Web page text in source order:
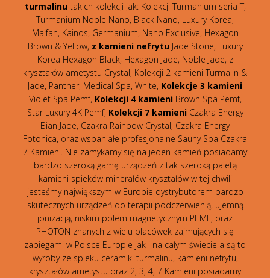
turmalinutakich kolekcji jak: Kolekcji Turmanium seria T,
Turmanium Noble Nano, Black Nano, Luxury Korea,
Maifan, Kainos, Germanium, Nano Exclusive, Hexagon
Brown & Yellow, z kamieni nefrytuJade Stone, Luxury
Korea Hexagon Black, Hexagon Jade, Noble Jade, z
kryształów ametystu Crystal, Kolekcji 2 kamieni Turmalin &
Jade, Panther, Medical Spa, White, Kolekcje 3 kamieni
Violet Spa Pemf, Kolekcji 4 kamieniBrown Spa Pemf,
Star Luxury 4K Pemf, Kolekcji 7 kamieniCzakra Energy
Bian Jade, Czakra Rainbow Crystal, Czakra Energy
Fotonica, oraz wspaniałe profesjonalne Sauny Spa Czakra
7 Kamieni. Nie zamykamy się na jeden kamień posiadamy
bardzo szeroką gamę urządzeń z tak szeroką paletą
kamieni spieków minerałów kryształów w tej chwili
jesteśmy największym w Europie dystrybutorem bardzo
skutecznych urządzeń do terapii podczerwienią, ujemną
jonizacją, niskim polem magnetycznym PEMF, oraz
PHOTON znanych z wielu placówek zajmujących się
zabiegami w Polsce Europie jak i na całym świecie a są to
wyroby ze spieku ceramiki turmalinu, kamieni nefrytu,
kryształów ametystu oraz 2, 3, 4, 7 Kamieni posiadamy